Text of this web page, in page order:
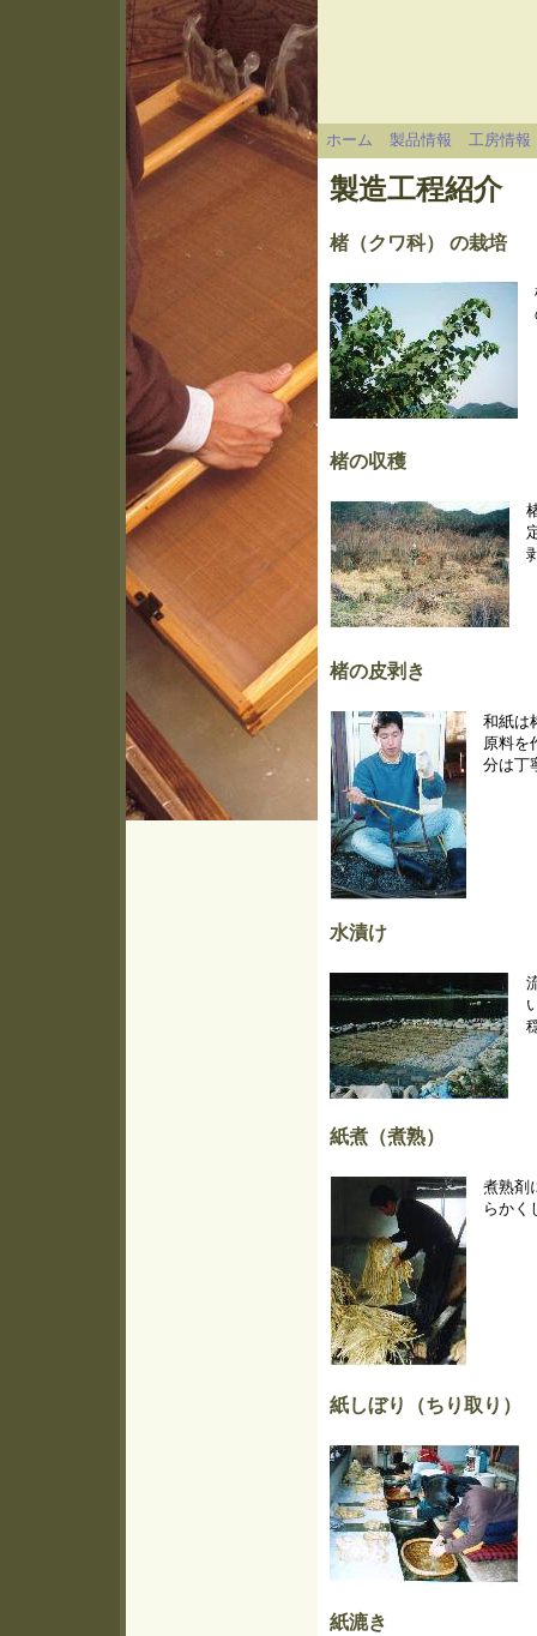
ホーム 製品情報 工房情報
製造工程紹介
楮（クワ科） の栽培
楮の収穫
楮の皮剥き
和紙は
原料を
分は丁
水漬け
紙煮（煮熟）
煮熟剤
らかく
紙しぼり（ちり取り）
紙漉き